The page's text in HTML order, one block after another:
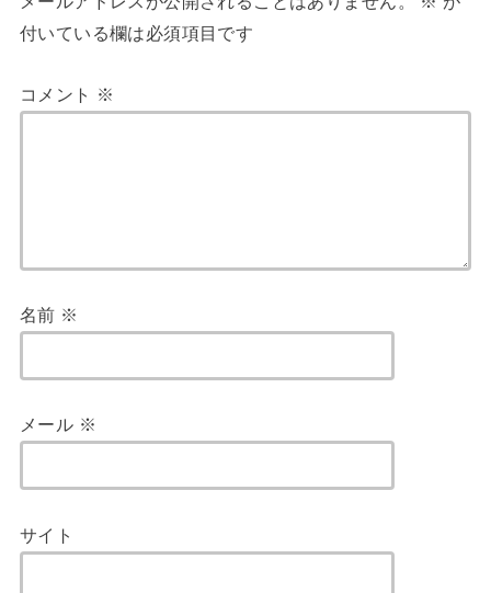
付いている欄は必須項目です
コメント ※
名前 ※
メール ※
サイト